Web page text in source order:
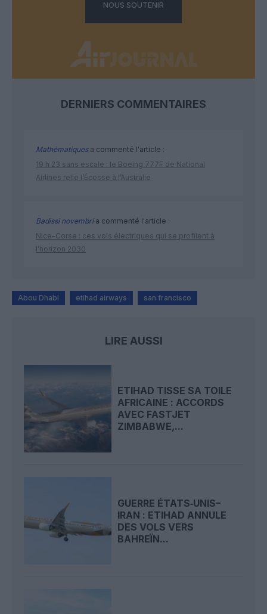
NOUS SOUTENIR
DERNIERS COMMENTAIRES
Mathématiquesa commenté l'article :
19 h 23 sans escale : le Boeing 777F de National
Airlines relie l’Écosse à l’Australie
Badissi novembria commenté l'article :
Nice–Corse : ces vols électriques qui se profilent à
l’horizon 2030
Abou Dhabi etihad airways san francisco
LIRE AUSSI
ETIHAD TISSE SA TOILE
AFRICAINE : ACCORDS
AVEC FASTJET
ZIMBABWE,...
GUERRE ÉTATS‑UNIS–
IRAN : ETIHAD ANNULE
DES VOLS VERS
BAHREÏN...